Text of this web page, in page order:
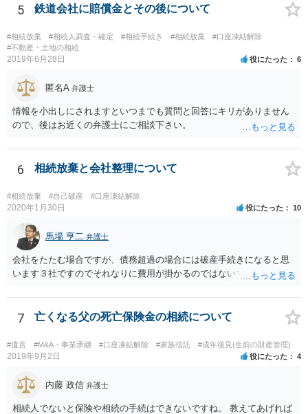
書類を提出されることをおすすめいたします。 なお、お父様の債務が
他にもあるかもしれないというリスクを考えますと、相続放棄の申述
にあたっては、法テラスの無料相談等を利用して弁護士に相談するこ
とも十分考えられるかと存じます。また、ご記載いただいた事実関係
を拝見するかぎり、再婚相手のかたは既に相続放棄をされている可能
5 鉄道会社に賠償金とその後について
#相続放棄 #相続人調査・確定 #相続手続き #相続放棄
#口座凍結解除
#不動産・土地の相続
2019年6月28日 役にたった 6
匿名A 弁護士
情報を小出しにされますといつまでも質問と回答にキリがありません
ので、後はお近くの弁護士にご相談下さい。
6 相続放棄と会社整理について
#相続放棄 #自己破産 #口座凍結解除
2020年1月30日 役にたった 10
馬場 亨二 弁護士
会社をたたむ場合ですが、債務超過の場合には破産手続きになると思
います３社ですのでそれなりに費用が掛かるのではないでしょうか。
7 亡くなる父の死亡保険金の相続について
#遺言 #M&A・事業承継 #口座凍結解除 #家族信託 #成年後見(生前の財産管理)
2019年9月2日 役にたった 4
内藤 政信 弁護士
相続人でないと保険や相続の手続はできないですね。 教えてあげれば